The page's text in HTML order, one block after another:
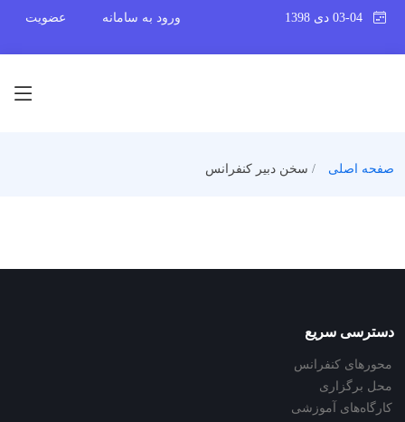
ورود به سامانه عضویت
صفحه اصلی سخن دبیر کنفرانس
دسترسی سریع
محورهای کنفرانس
محل برگزاری
کارگاه‌های آموزشی